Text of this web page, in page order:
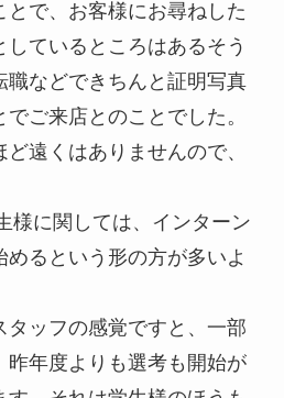
で、お客様にお尋ねした
しているところはあるそう
職などできちんと証明写真
ご来店とのことでした。
遠くはありませんので、
様に関しては、インターン
るという形の方が多いよ
タッフの感覚ですと、一部
昨年度よりも選考も開始が